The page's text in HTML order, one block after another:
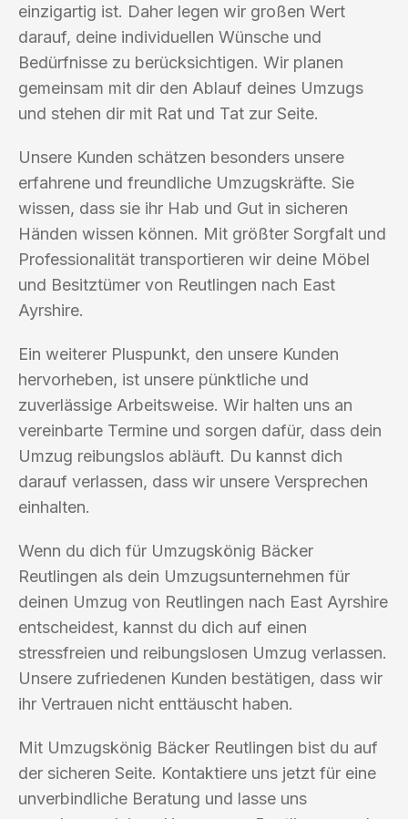
einzigartig ist. Daher legen wir großen Wert
darauf, deine individuellen Wünsche und
Bedürfnisse zu berücksichtigen. Wir planen
gemeinsam mit dir den Ablauf deines Umzugs
und stehen dir mit Rat und Tat zur Seite.
Unsere Kunden schätzen besonders unsere
erfahrene und freundliche Umzugskräfte. Sie
wissen, dass sie ihr Hab und Gut in sicheren
Händen wissen können. Mit größter Sorgfalt und
Professionalität transportieren wir deine Möbel
und Besitztümer von Reutlingen nach East
Ayrshire.
Ein weiterer Pluspunkt, den unsere Kunden
hervorheben, ist unsere pünktliche und
zuverlässige Arbeitsweise. Wir halten uns an
vereinbarte Termine und sorgen dafür, dass dein
Umzug reibungslos abläuft. Du kannst dich
darauf verlassen, dass wir unsere Versprechen
einhalten.
Wenn du dich für Umzugskönig Bäcker
Reutlingen als dein Umzugsunternehmen für
deinen Umzug von Reutlingen nach East Ayrshire
entscheidest, kannst du dich auf einen
stressfreien und reibungslosen Umzug verlassen.
Unsere zufriedenen Kunden bestätigen, dass wir
ihr Vertrauen nicht enttäuscht haben.
Mit Umzugskönig Bäcker Reutlingen bist du auf
der sicheren Seite. Kontaktiere uns jetzt für eine
unverbindliche Beratung und lasse uns